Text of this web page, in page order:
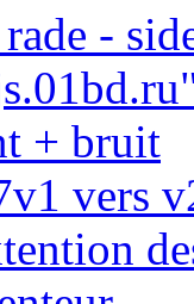
-
+ bruit
vers